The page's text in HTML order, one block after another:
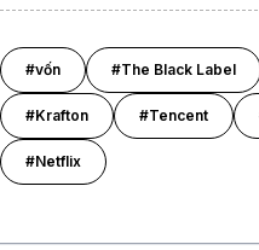
#vốn #The Black Label
#Krafton #Tencent
#Netflix